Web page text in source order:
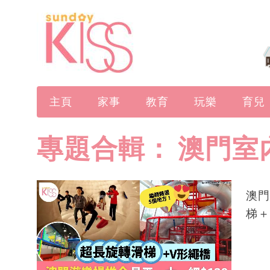
主頁 家事 教育 玩樂 育兒
專題合輯： 澳門室
澳
梯